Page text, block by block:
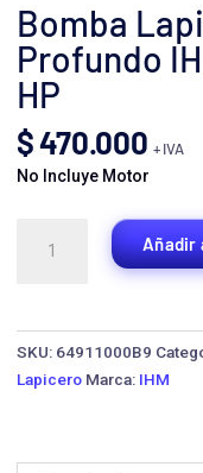
Bomba
Profundo
HP
$470.000 + IVA
No Incluye Motor
Lapicero
S4S-
Añadir
SKU: 64911000B9
Lapicero Marca: IHM